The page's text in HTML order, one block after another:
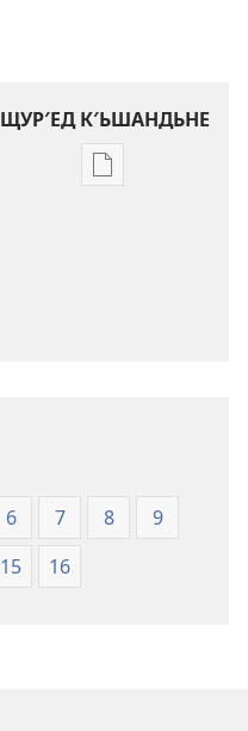
ЩУР′ЕД К′ЬШАНДЬНЕ
Щур′ед
6 7 8
9
15 16